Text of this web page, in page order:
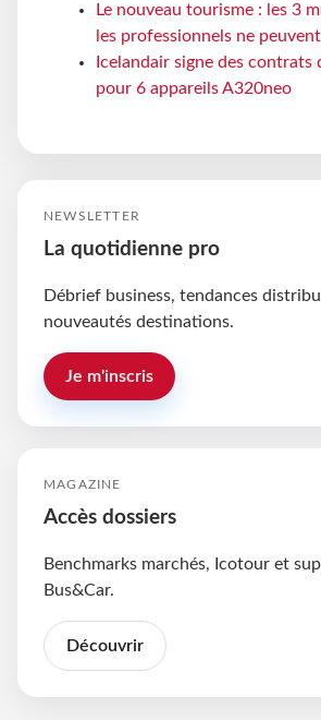
Le nouveau tourisme : les 3
les professionnels ne
Icelandair signe des contrats
pour 6 appareils A320neo
NEWSLETTER
La quotidienne pro
Débrief business, tendances
nouveautés destinations.
Je m'inscris
MAGAZINE
Accès dossiers
Benchmarks marchés, Icotour et
Bus&Car.
Découvrir